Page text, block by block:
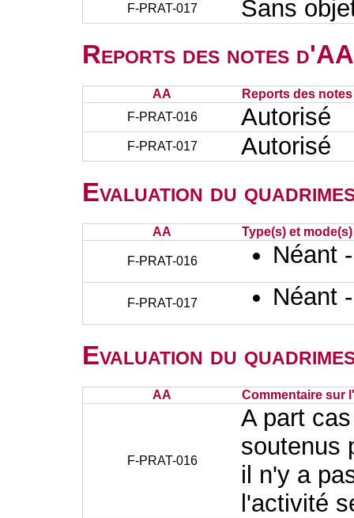
F-PRAT-017 Sans
Reports des notes
AA
Reports des
F-PRAT-016
Autorisé
F-PRAT-017 Autorisé
Evaluation du
AA Type(s) et
F-PRAT-016 Néant
F-PRAT-017 Néant
Evaluation du
AA Commentaire sur
F-PRAT-016
A part
soutenus
il n'y a
l'activité